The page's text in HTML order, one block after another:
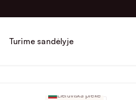
Turime sandėlyje
Lietuviška prekė